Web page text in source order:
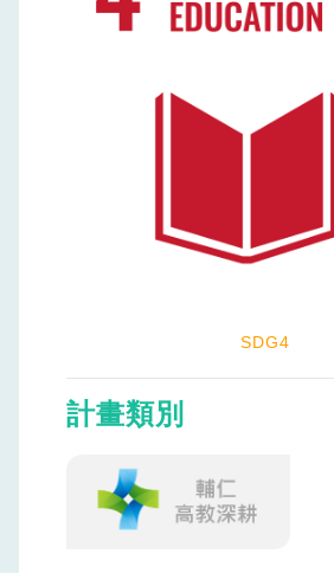
SDG4
計畫類別